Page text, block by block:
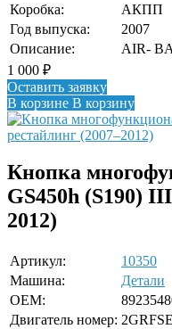
Коробка:
АКПП
Год выпуска:
2007
Описание:
AIR-
1 000 ₽
Оставить заявку
В корзине В корзину
Кнопка
GS450h (S190)
2012)
Артикул:
10350
Машина:
Детали
OEM:
Двигатель номер: 2GRFSE